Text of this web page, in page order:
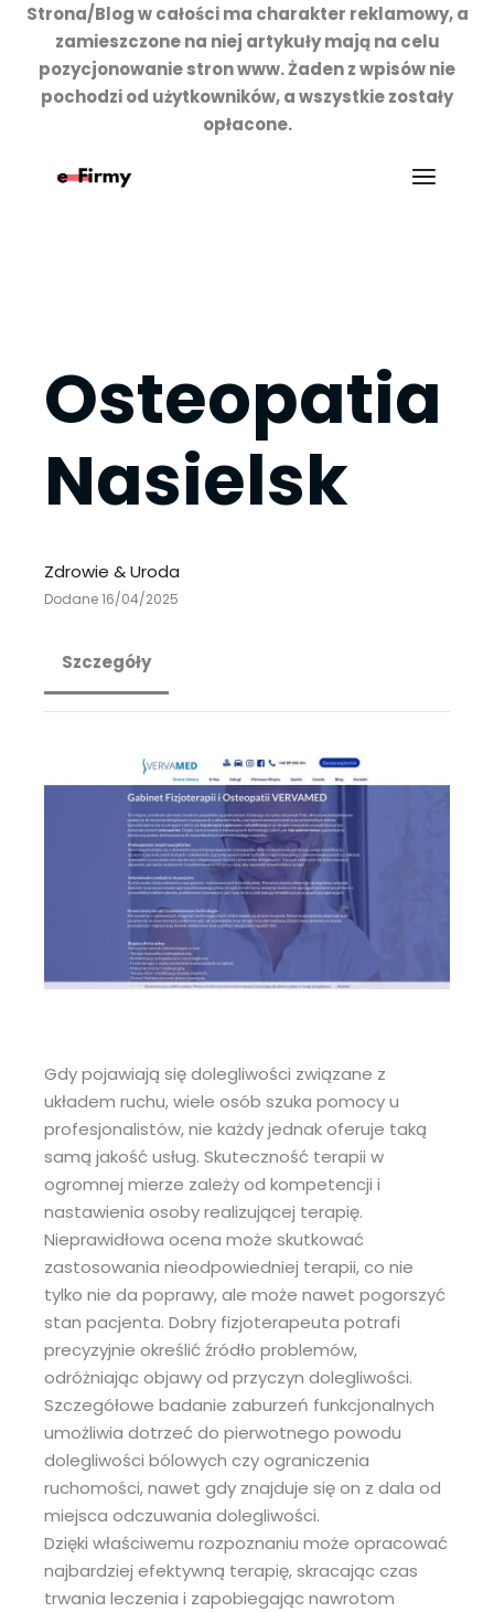
Strona/Blog w całości ma charakter reklamowy, a
zamieszczone na niej artykuły mają na celu
pozycjonowanie stron www. Żaden z wpisów nie
pochodzi od użytkowników, a wszystkie zostały
opłacone.
Osteopatia
Nasielsk
Zdrowie & Uroda
Dodane 16/04/2025
Szczegóły
Gdy pojawiają się dolegliwości związane z
układem ruchu, wiele osób szuka pomocy u
profesjonalistów, nie każdy jednak oferuje taką
samą jakość usług. Skuteczność terapii w
ogromnej mierze zależy od kompetencji i
nastawienia osoby realizującej terapię.
Nieprawidłowa ocena może skutkować
zastosowania nieodpowiedniej terapii, co nie
tylko nie da poprawy, ale może nawet pogorszyć
stan pacjenta. Dobry fizjoterapeuta potrafi
precyzyjnie określić źródło problemów,
odróżniając objawy od przyczyn dolegliwości.
Szczegółowe badanie zaburzeń funkcjonalnych
umożliwia dotrzeć do pierwotnego powodu
dolegliwości bólowych czy ograniczenia
ruchomości, nawet gdy znajduje się on z dala od
miejsca odczuwania dolegliwości.
Dzięki właściwemu rozpoznaniu może opracować
najbardziej efektywną terapię, skracając czas
trwania leczenia i zapobiegając nawrotom